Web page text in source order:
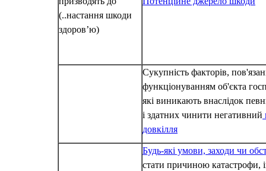
(..настання шкоди
здоров’ю)
Сукупність факторів,
функціонуванням об'єкта
які виникають внаслідок
і здатних чинити негативний
довкілля
Будь-які умови, заходи чи
стати причиною катастрофи,